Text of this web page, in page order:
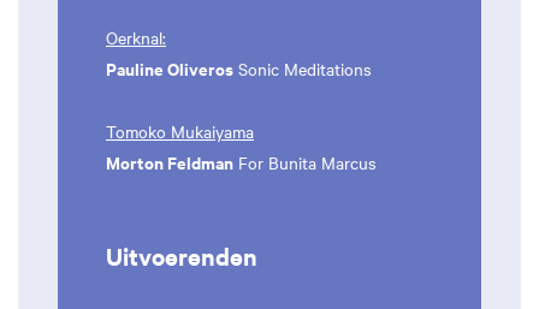
Oerknal:
Pauline Oliveros Sonic Meditations
Tomoko Mukaiyama
Morton Feldman For Bunita Marcus
Uitvoerenden